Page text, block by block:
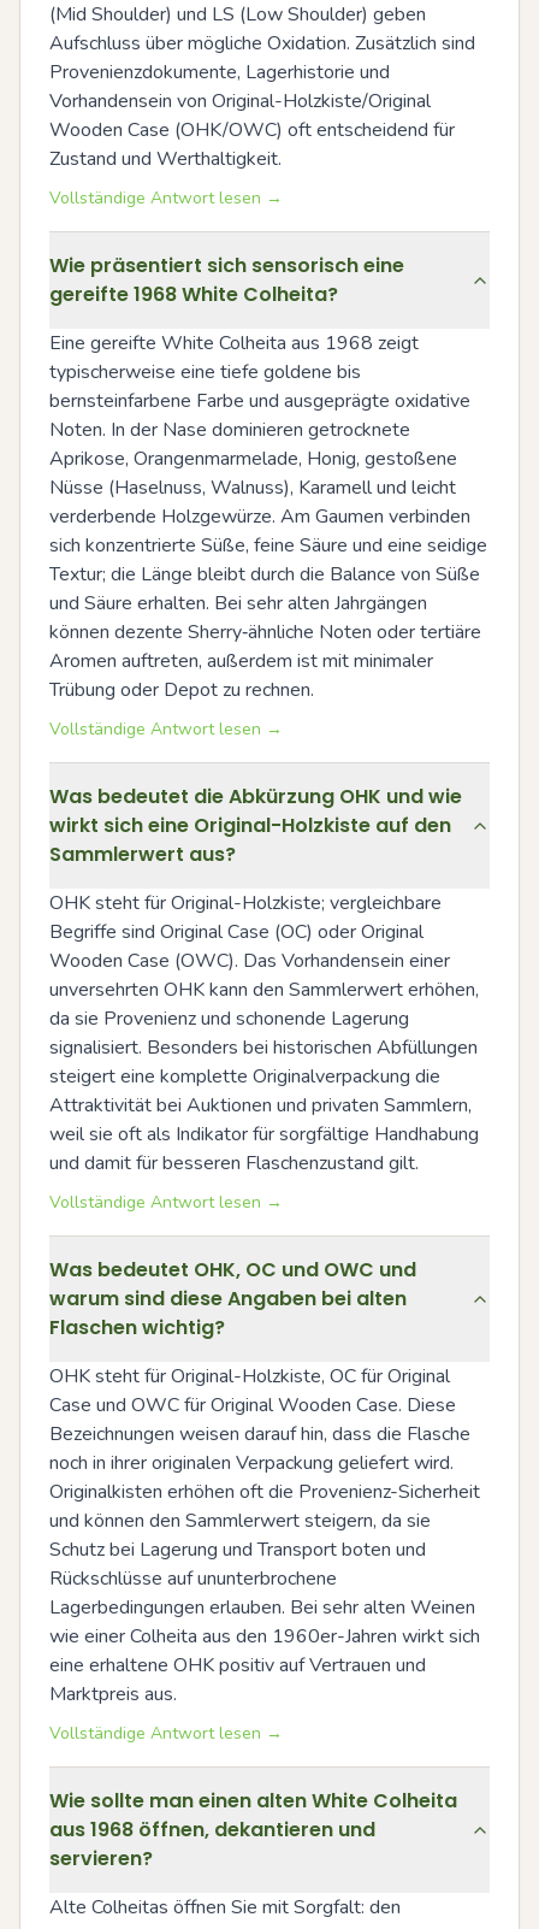
(Mid Shoulder) und LS (Low Shoulder) geben
Aufschluss über mögliche Oxidation. Zusätzlich sind
Provenienzdokumente, Lagerhistorie und
Vorhandensein von Original-Holzkiste/Original
Wooden Case (OHK/OWC) oft entscheidend für
Zustand und Werthaltigkeit.
Vollständige Antwort lesen →
Wie präsentiert sich sensorisch eine
gereifte 1968 White Colheita?
Eine gereifte White Colheita aus 1968 zeigt
typischerweise eine tiefe goldene bis
bernsteinfarbene Farbe und ausgeprägte oxidative
Noten. In der Nase dominieren getrocknete
Aprikose, Orangenmarmelade, Honig, gestoßene
Nüsse (Haselnuss, Walnuss), Karamell und leicht
verderbende Holzgewürze. Am Gaumen verbinden
sich konzentrierte Süße, feine Säure und eine seidige
Textur; die Länge bleibt durch die Balance von Süße
und Säure erhalten. Bei sehr alten Jahrgängen
können dezente Sherry‑ähnliche Noten oder tertiäre
Aromen auftreten, außerdem ist mit minimaler
Trübung oder Depot zu rechnen.
Vollständige Antwort lesen →
Was bedeutet die Abkürzung OHK und wie
wirkt sich eine Original-Holzkiste auf den
Sammlerwert aus?
OHK steht für Original-Holzkiste; vergleichbare
Begriffe sind Original Case (OC) oder Original
Wooden Case (OWC). Das Vorhandensein einer
unversehrten OHK kann den Sammlerwert erhöhen,
da sie Provenienz und schonende Lagerung
signalisiert. Besonders bei historischen Abfüllungen
steigert eine komplette Originalverpackung die
Attraktivität bei Auktionen und privaten Sammlern,
weil sie oft als Indikator für sorgfältige Handhabung
und damit für besseren Flaschenzustand gilt.
Vollständige Antwort lesen →
Was bedeutet OHK, OC und OWC und
warum sind diese Angaben bei alten
Flaschen wichtig?
OHK steht für Original-Holzkiste, OC für Original
Case und OWC für Original Wooden Case. Diese
Bezeichnungen weisen darauf hin, dass die Flasche
noch in ihrer originalen Verpackung geliefert wird.
Originalkisten erhöhen oft die Provenienz-Sicherheit
und können den Sammlerwert steigern, da sie
Schutz bei Lagerung und Transport boten und
Rückschlüsse auf ununterbrochene
Lagerbedingungen erlauben. Bei sehr alten Weinen
wie einer Colheita aus den 1960er-Jahren wirkt sich
eine erhaltene OHK positiv auf Vertrauen und
Marktpreis aus.
Vollständige Antwort lesen →
Wie sollte man einen alten White Colheita
aus 1968 öffnen, dekantieren und
servieren?
Alte Colheitas öffnen Sie mit Sorgfalt: den